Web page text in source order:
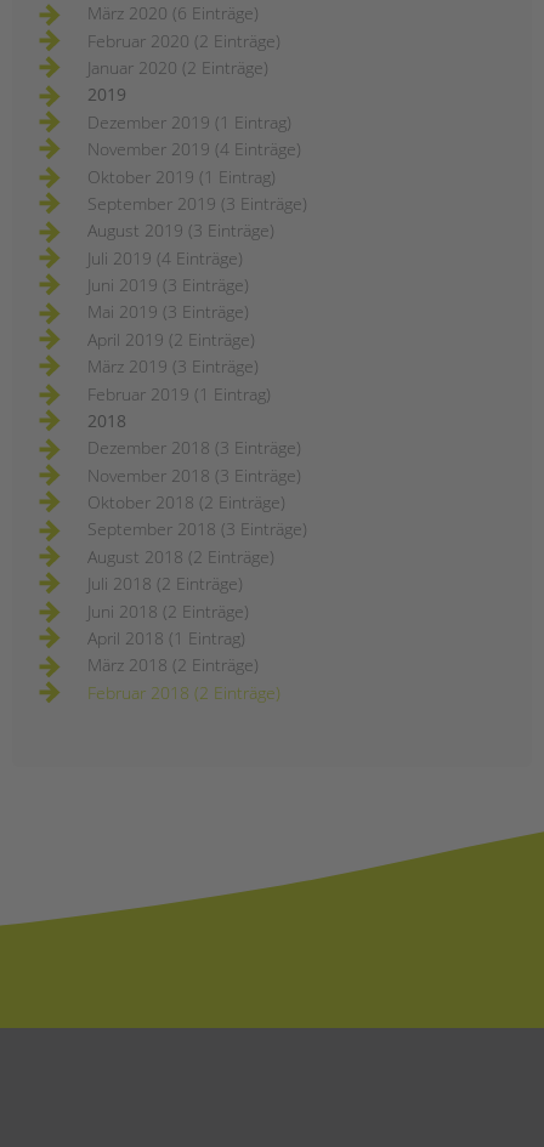
März 2020 (6 Einträge)
Februar 2020 (2 Einträge)
Januar 2020 (2 Einträge)
2019
Dezember 2019 (1 Eintrag)
November 2019 (4 Einträge)
Oktober 2019 (1 Eintrag)
September 2019 (3 Einträge)
August 2019 (3 Einträge)
Juli 2019 (4 Einträge)
Juni 2019 (3 Einträge)
Mai 2019 (3 Einträge)
April 2019 (2 Einträge)
März 2019 (3 Einträge)
Februar 2019 (1 Eintrag)
2018
Dezember 2018 (3 Einträge)
November 2018 (3 Einträge)
Oktober 2018 (2 Einträge)
September 2018 (3 Einträge)
August 2018 (2 Einträge)
Juli 2018 (2 Einträge)
Juni 2018 (2 Einträge)
April 2018 (1 Eintrag)
März 2018 (2 Einträge)
Februar 2018 (2 Einträge)